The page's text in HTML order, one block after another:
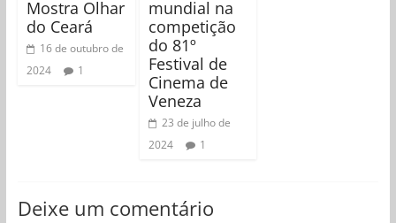
Mostra Olhar
do Ceará
16 de outubro de
2024
1
mundial na
competição
do 81º
Festival de
Cinema de
Veneza
23 de julho de
2024
1
Deixe um comentário